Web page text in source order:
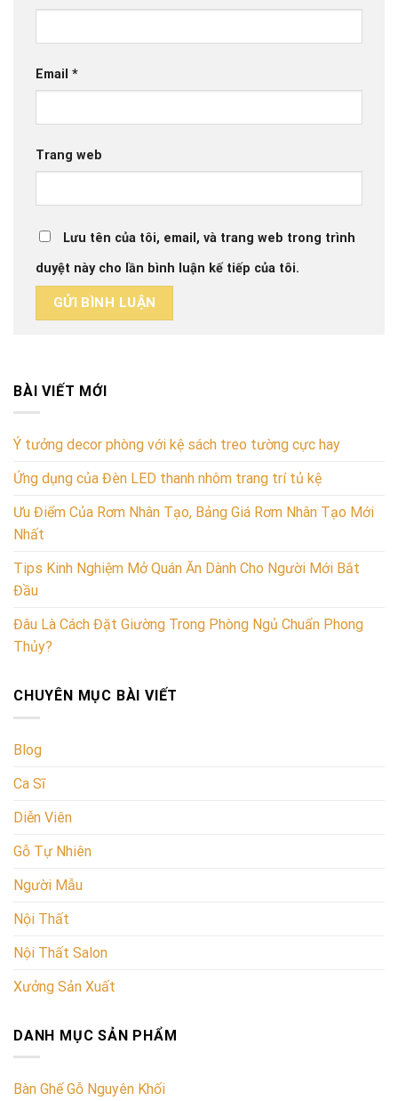
Email *
Trang web
Lưu tên của tôi, email, và trang web trong trình
duyệt này cho lần bình luận kế tiếp của tôi.
BÀI VIẾT MỚI
Ý tưởng decor phòng với kệ sách treo tường cực hay
Ứng dụng của Đèn LED thanh nhôm trang trí tủ kệ
Ưu Điểm Của Rơm Nhân Tạo, Bảng Giá Rơm Nhân Tạo Mới
Nhất
Tips Kinh Nghiệm Mở Quán Ăn Dành Cho Người Mới Bắt
Đầu
Đâu Là Cách Đặt Giường Trong Phòng Ngủ Chuẩn Phong
Thủy?
CHUYÊN MỤC BÀI VIẾT
Blog
Ca Sĩ
Diễn Viên
Gỗ Tự Nhiên
Người Mẫu
Nội Thất
Nội Thất Salon
Xưởng Sản Xuất
DANH MỤC SẢN PHẨM
Bàn Ghế Gỗ Nguyên Khối